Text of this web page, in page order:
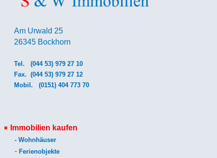
Am Urwald 25
26345 Bockhorn
Tel. (044 53) 979 27 10
Fax. (044 53) 979 27 12
Mobil. (0151) 404 773 70
Immobilien kaufen
- Wohnhäuser
- Ferienobjekte